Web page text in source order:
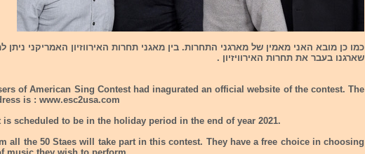
כמו כן מובא האני מאמין של מארגני התחרות. בין מאגני תחרות האירווזיון האמריקני ניתן
שארגנו בעבר את תחרות האירוויזיון .
of American Sing Contest had inagurated an official website of the contest. The
is : www.esc2usa.com
is scheduled to be in the holiday period in the end of year 2021.
all the 50 Staes will take part in this contest. They have a free choice in choosing